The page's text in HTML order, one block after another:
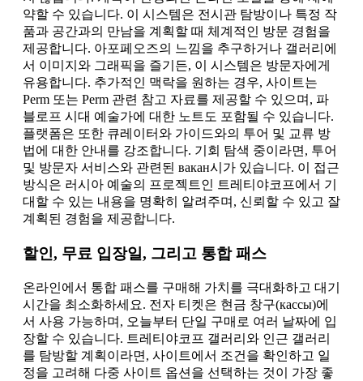
약할 수 있습니다. 이 시스템은 전시관 탐방이나 특정 작
품과 공간과의 만남을 계획할 때 체계적인 방문 경험을
제공합니다. 아포페오즈의 느낌을 추구하거나 갤러리에
서 이미지와 그래픽을 즐기든, 이 시스템은 방문자에게
유용합니다. 추가적인 맥락을 원하는 경우, 사이트는
Perm 또는 Perm 관련 참고 자료를 제공할 수 있으며, 파
블로프 시대 예술가에 대한 노트도 포함될 수 있습니다.
플랫폼은 또한 큐레이터와 가이드와의 투어 및 교류 방
법에 대한 안내를 강조합니다. 기회 탐색 중이라면, 투어
및 방문자 서비스와 관련된 вакан시가 있습니다. 이 접근
방식은 러시아 예술의 프로젝트인 트레티야코프에서 기
대할 수 있는 내용을 명확히 알려주며, 신뢰할 수 있고 잘
계획된 경험을 제공합니다.
할인, 무료 입장일, 그리고 통합 패스
온라인에서 통합 패스를 구매해 가치를 극대화하고 대기
시간을 최소화하세요. 전자 티켓은 현금 창구(кассы)에
서 사용 가능하며, 오늘부터 단일 구매로 여러 날짜에 입
장할 수 있습니다. 트레티야코프 갤러리와 인근 갤러리
를 탐방할 계획이라면, 사이트에서 조건을 확인하고 일
정을 고려해 다중 사이트 옵션을 선택하는 것이 가장 좋